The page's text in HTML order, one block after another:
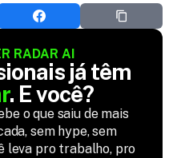
RADAR AI
. E você?
o que saiu de mais
sem hype, sem
leva pro trabalho, pro